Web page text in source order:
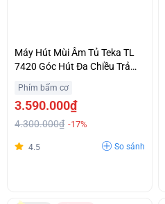
Máy Hút Mùi Âm Tủ Teka TL
7420 Góc Hút Đa Chiều Trả
Phím bấm cơ
3.590.000₫
4.300.000₫ -17%
4.5 So sánh